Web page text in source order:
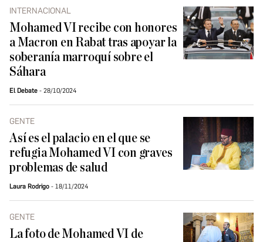
INTERNACIONAL
Mohamed VI recibe con honores
a Macron en Rabat tras apoyar la
soberanía marroquí sobre el
Sáhara
El Debate 28/10/2024
GENTE
Así es el palacio en el que se
refugia Mohamed VI con graves
problemas de salud
Laura Rodrigo 18/11/2024
GENTE
La foto de Mohamed VI de